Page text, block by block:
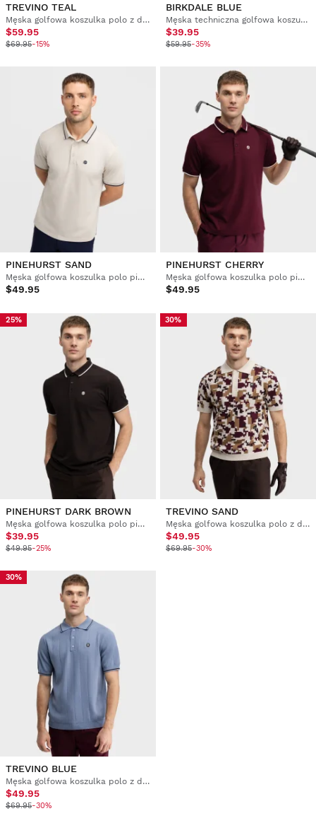
TREVINO TEAL
Męska golfowa koszulka polo z dzianiny
$59.95
$69.95-15%
BIRKDALE BLUE
Męska techniczna golfowa koszulka polo
$39.95
$59.95-35%
PINEHURST SAND
Męska golfowa koszulka polo pique
$49.95
PINEHURST CHERRY
Męska golfowa koszulka polo pique
$49.95
25%
PINEHURST DARK BROWN
Męska golfowa koszulka polo pique
$39.95
$49.95-25%
30%
TREVINO SAND
Męska golfowa koszulka polo z dzianiny
$49.95
$69.95-30%
30%
TREVINO BLUE
Męska golfowa koszulka polo z dzianiny
$49.95
$69.95-30%